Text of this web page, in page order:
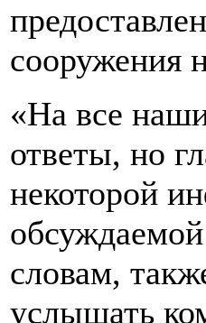
сооружения
«На все
ответы, но
некоторой
словам,
услышать